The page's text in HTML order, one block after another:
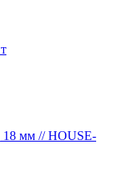
18 мм // HOUSE-